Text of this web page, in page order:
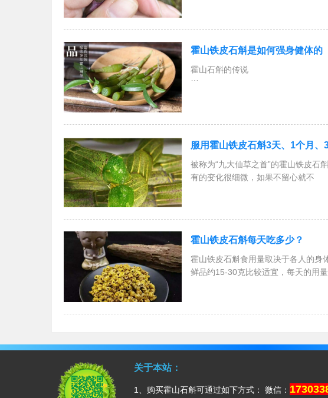
霍山铁皮石斛是如何强身健体的
霍山石斛的传说
服用霍山铁皮石斛3天、1个月、
被称为“九大仙草之首”的霍山铁皮石
有的变化很细微，如果不留心就不
霍山铁皮石斛每天吃多少？
霍山铁皮石斛食用量取决于各人的身
鲜品约15-30克比较适宜，每天的用
关于本站：
1、购买霍山石斛可通过如下方式： 微信：